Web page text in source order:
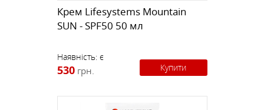
Крем Lifesystems Mountain
SUN - SPF50 50 мл
Наявність: є
530 грн. Купити